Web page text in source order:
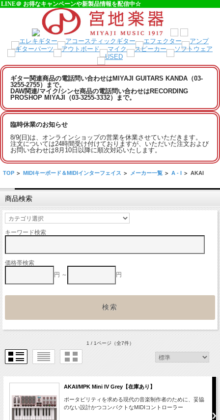
LINE＠ お得なキャンペーンや新製品情報を配信中☆
ギター関連商品の電話問い合わせはMIYAJI GUITARS KANDA（03-
3255-2755）まで。
DAW関連/マイク/シンセ商品の電話問い合わせはRECORDING
PROSHOP MIYAJI（03-3255-3332）まで。
臨時休業のお知らせ
8/9(日)は、オンラインショップの営業を休業させていただきます。
注文については24時間受け付けておりますが、いただいた注文および
お問い合わせは8月10日以降に順次対応いたします。
TOP > MIDIキーボード＆MIDIインターフェイス > メーカー一覧 > A - I > AKAI
商品検索
キーワード検索
価格帯検索
円 ～
円
1 / 1ページ（全7件）
AKAI/MPK Mini IV Grey【在庫あり】
ポータビリティを求める現代の音楽制作者のために、妥協
のない設計かつコンパクトなMIDIコントローラー